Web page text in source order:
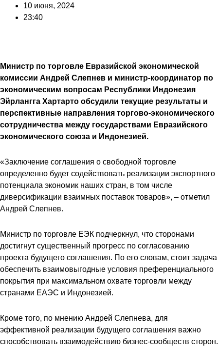
10 июня, 2024
23:40
Министр по торговле Евразийской экономической
комиссии Андрей Слепнев и министр-координатор по
экономическим вопросам Республики Индонезия
Эйрлангга Хартарто обсудили текущие результаты и
перспективные направления торгово-экономического
сотрудничества между государствами Евразийского
экономического союза и Индонезией.
«Заключение соглашения о свободной торговле
определенно будет содействовать реализации экспортного
потенциала экономик наших стран, в том числе
диверсификации взаимных поставок товаров», – отметил
Андрей Слепнев.
Министр по торговле ЕЭК подчеркнул, что сторонами
достигнут существенный прогресс по согласованию
проекта будущего соглашения. По его словам, стоит задача
обеспечить взаимовыгодные условия преференциального
покрытия при максимальном охвате торговли между
странами ЕАЭС и Индонезией.
Кроме того, по мнению Андрей Слепнева, для
эффективной реализации будущего соглашения важно
способствовать взаимодействию бизнес-сообществ сторон.